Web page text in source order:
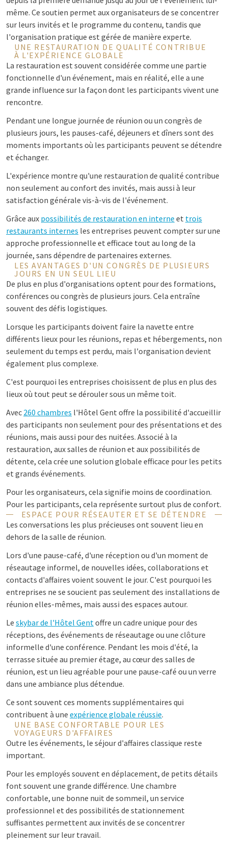
même. Ce soutien permet aux organisateurs de se concentrer
sur leurs invités et le programme du contenu, tandis que
l'organisation pratique est gérée de manière experte.
UNE RESTAURATION DE QUALITÉ CONTRIBUE
À L'EXPÉRIENCE GLOBALE
La restauration est souvent considérée comme une partie
fonctionnelle d'un événement, mais en réalité, elle a une
grande influence sur la façon dont les participants vivent une
rencontre.
Pendant une longue journée de réunion ou un congrès de
plusieurs jours, les pauses-café, déjeuners et dîners sont des
moments importants où les participants peuvent se détendre
et échanger.
L'expérience montre qu'une restauration de qualité contribue
non seulement au confort des invités, mais aussi à leur
satisfaction générale vis-à-vis de l'événement.
Grâce aux possibilités de restauration en interne et trois
restaurants internes les entreprises peuvent compter sur une
approche professionnelle et efficace tout au long de la
journée, sans dépendre de partenaires externes.
LES AVANTAGES D'UN CONGRÈS DE PLUSIEURS
JOURS EN UN SEUL LIEU
De plus en plus d'organisations optent pour des formations,
conférences ou congrès de plusieurs jours. Cela entraîne
souvent des défis logistiques.
Lorsque les participants doivent faire la navette entre
différents lieux pour les réunions, repas et hébergements, non
seulement du temps est perdu, mais l'organisation devient
également plus complexe.
C'est pourquoi les entreprises choisissent de plus en plus des
lieux où tout peut se dérouler sous un même toit.
Avec 260 chambres l'Hôtel Gent offre la possibilité d'accueillir
des participants non seulement pour des présentations et des
réunions, mais aussi pour des nuitées. Associé à la
restauration, aux salles de réunion et aux possibilités de
détente, cela crée une solution globale efficace pour les petits
et grands événements.
Pour les organisateurs, cela signifie moins de coordination.
Pour les participants, cela représente surtout plus de confort.
ESPACE POUR RÉSEAUTER ET SE DÉTENDRE
Les conversations les plus précieuses ont souvent lieu en
dehors de la salle de réunion.
Lors d'une pause-café, d'une réception ou d'un moment de
réseautage informel, de nouvelles idées, collaborations et
contacts d'affaires voient souvent le jour. C'est pourquoi les
entreprises ne se soucient pas seulement des installations de
réunion elles-mêmes, mais aussi des espaces autour.
Le skybar de l'Hôtel Gentoffre un cadre unique pour des
réceptions, des événements de réseautage ou une clôture
informelle d'une conférence. Pendant les mois d'été, la
terrasse située au premier étage, au cœur des salles de
réunion, est un lieu agréable pour une pause-café ou un verre
dans une ambiance plus détendue.
Ce sont souvent ces moments supplémentaires qui
contribuent à une expérience globale réussie.
UNE BASE CONFORTABLE POUR LES
VOYAGEURS D'AFFAIRES
Outre les événements, le séjour d'affaires classique reste
important.
Pour les employés souvent en déplacement, de petits détails
font souvent une grande différence. Une chambre
confortable, une bonne nuit de sommeil, un service
professionnel et des possibilités de stationnement
suffisantes permettent aux invités de se concentrer
pleinement sur leur travail.